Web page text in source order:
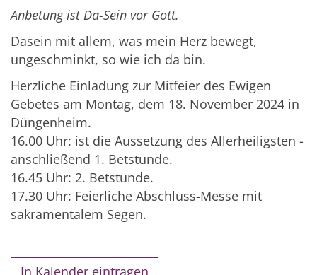
Anbetung ist Da-Sein vor Gott.
Dasein mit allem, was mein Herz bewegt,
ungeschminkt, so wie ich da bin.
Herzliche Einladung zur Mitfeier des Ewigen
Gebetes am Montag, dem 18. November 2024 in
Düngenheim.
16.00 Uhr: ist die Aussetzung des Allerheiligsten -
anschließend 1. Betstunde.
16.45 Uhr: 2. Betstunde.
17.30 Uhr: Feierliche Abschluss-Messe mit
sakramentalem Segen.